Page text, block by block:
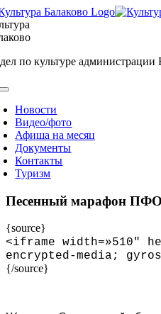
Skip
to
content
по культуре администрации
Новости
Видео/фото
Афиша на месяц
Документы
Контакты
Туризм
Песенный марафон ПФО
{source}
<iframe width=»510″
encrypted-media;
{/source}